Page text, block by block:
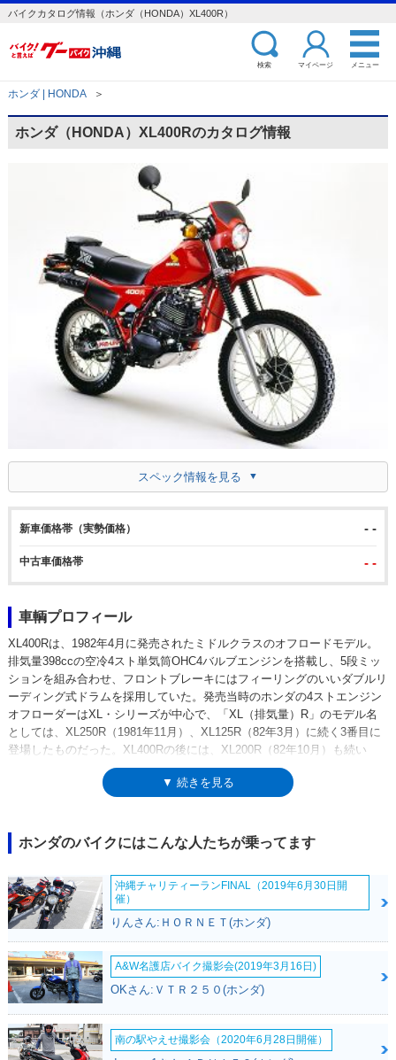
バイクカタログ情報（ホンダ（HONDA）XL400R）
検索 マイページ メニュー
ホンダ | HONDA ＞
ホンダ（HONDA）XL400Rのカタログ情報
スペック情報を見る
新車価格帯（実勢価格） - -
中古車価格帯 - -
車輌プロフィール
XL400Rは、1982年4月に発売されたミドルクラスのオフロードモデル。
排気量398ccの空冷4スト単気筒OHC4バルブエンジンを搭載し、5段ミッ
ションを組み合わせ、フロントブレーキにはフィーリングのいいダブルリ
ーディング式ドラムを採用していた。発売当時のホンダの4ストエンジン
オフローダーはXL・シリーズが中心で、「XL（排気量）R」のモデル名
としては、XL250R（1981年11月）、XL125R（82年3月）に続く3番目に
登場したものだった。XL400Rの後には、XL200R（82年10月）も続い
た。また、XL400Rは、CX-ユーロとCB400LCと同一発売されており、
1982年は、ホンダの400ccクラスに、オフロードモデル、ヨーロピアンス
▼ 続きを見る
ホンダのバイクにはこんな人たちが乗ってます
沖縄チャリティーランFINAL（2019年6月30日開
催）
りんさん:ＨＯＲＮＥＴ(ホンダ)
A&W名護店バイク撮影会(2019年3月16日)
OKさん:ＶＴＲ２５０(ホンダ)
南の駅やえせ撮影会（2020年6月28日開催）